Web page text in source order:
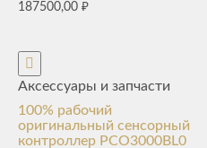
187500,00 ₽
Аксессуары и запчасти
100% рабочий
оригинальный сенсорный
контроллер PCO3000BL0